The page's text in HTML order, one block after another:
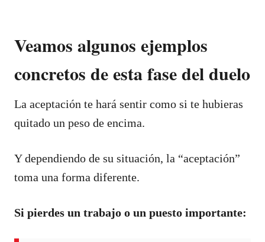
Veamos algunos ejemplos
concretos de esta fase del duelo
La aceptación te hará sentir como si te hubieras
quitado un peso de encima.
Y dependiendo de su situación, la “aceptación”
toma una forma diferente.
Si pierdes un trabajo o un puesto importante: